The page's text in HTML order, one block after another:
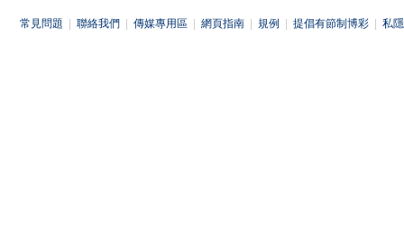
常見問題 聯絡我們 傳媒專用區 網頁指南 規例 提倡有節制博彩 私